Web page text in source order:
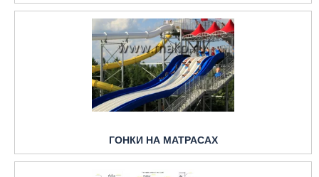
ГОНКИ НА МАТРАСАХ